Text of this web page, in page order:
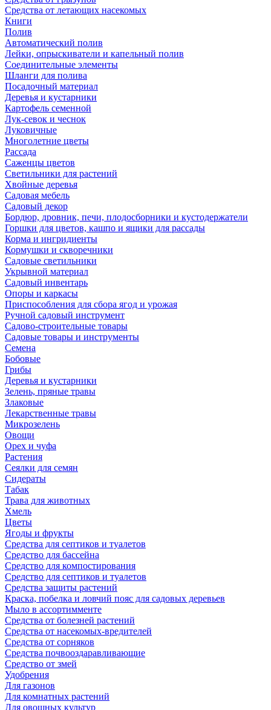
Средства от летающих насекомых
Книги
Полив
Автоматический полив
Лейки, опрыскиватели и капельный полив
Соединительные элементы
Шланги для полива
Посадочный материал
Деревья и кустарники
Картофель семенной
Лук-севок и чеснок
Луковичные
Многолетние цветы
Рассада
Саженцы цветов
Светильники для растений
Хвойные деревья
Садовая мебель
Садовый декор
Бордюр, дровник, печи, плодосборники и кустодержатели
Горшки для цветов, кашпо и ящики для рассады
Корма и ингридиенты
Кормушки и скворечники
Садовые светильники
Укрывной материал
Садовый инвентарь
Опоры и каркасы
Приспособления для сбора ягод и урожая
Ручной садовый инструмент
Садово-строительные товары
Садовые товары и инструменты
Семена
Бобовые
Грибы
Деревья и кустарники
Зелень, пряные травы
Злаковые
Лекарственные травы
Микрозелень
Овощи
Орех и чуфа
Растения
Сеялки для семян
Сидераты
Табак
Трава для животных
Хмель
Цветы
Ягоды и фрукты
Средства для септиков и туалетов
Средство для бассейна
Средство для компостирования
Средство для септиков и туалетов
Средства защиты растений
Краска, побелка и ловчий пояс для садовых деревьев
Мыло в ассортимменте
Средства от болезней растений
Средства от насекомых-вредителей
Средства от сорняков
Средства почвооздаравливающие
Средство от змей
Удобрения
Для газонов
Для комнатных растений
Для овощных культур